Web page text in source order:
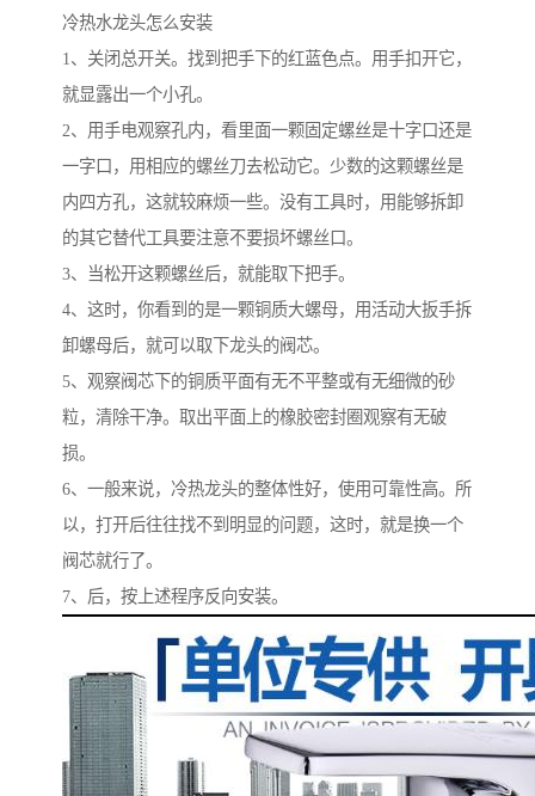
冷热水龙头怎么安装
1、关闭总开关。找到把手下的红蓝色点。用手扣开它，
就显露出一个小孔。
2、用手电观察孔内，看里面一颗固定螺丝是十字口还是
一字口，用相应的螺丝刀去松动它。少数的这颗螺丝是
内四方孔，这就较麻烦一些。没有工具时，用能够拆卸
的其它替代工具要注意不要损坏螺丝口。
3、当松开这颗螺丝后，就能取下把手。
4、这时，你看到的是一颗铜质大螺母，用活动大扳手拆
卸螺母后，就可以取下龙头的阀芯。
5、观察阀芯下的铜质平面有无不平整或有无细微的砂
粒，清除干净。取出平面上的橡胶密封圈观察有无破
损。
6、一般来说，冷热龙头的整体性好，使用可靠性高。所
以，打开后往往找不到明显的问题，这时，就是换一个
阀芯就行了。
7、后，按上述程序反向安装。